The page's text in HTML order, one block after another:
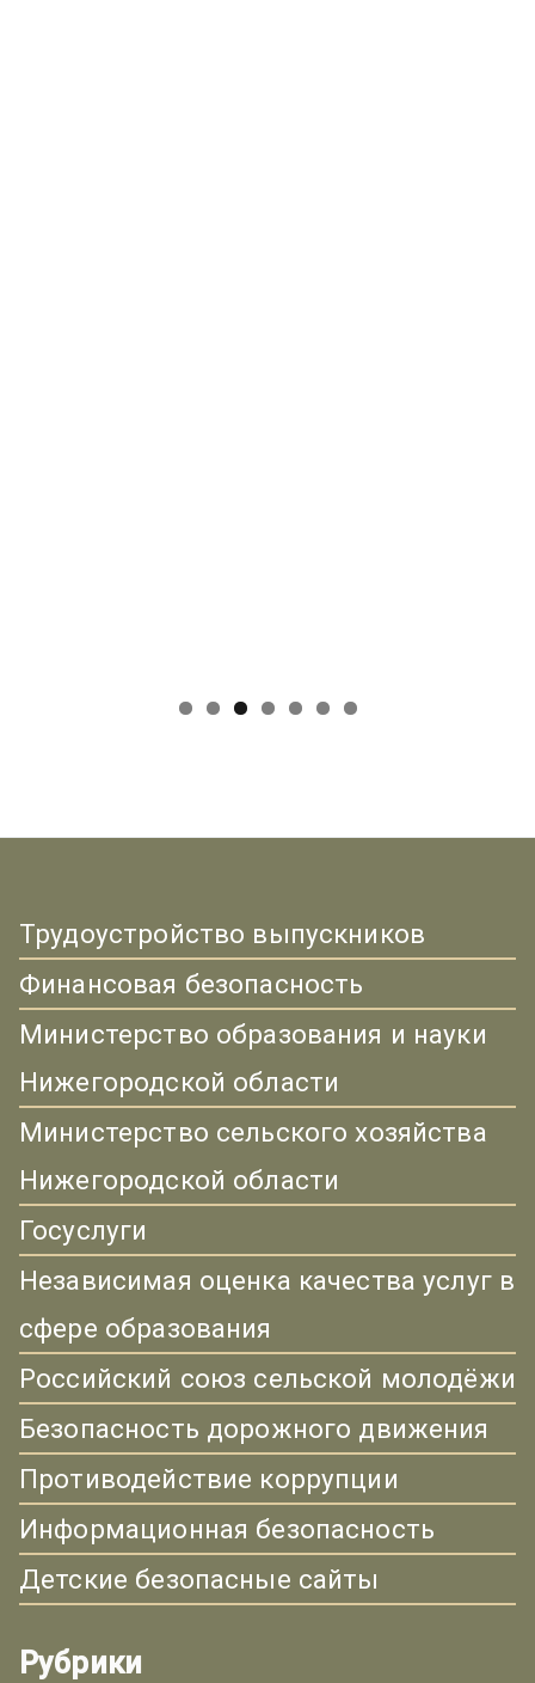
Трудоустройство выпускников
Финансовая безопасность
Министерство образования и науки
Нижегородской области
Министерство сельского хозяйства
Нижегородской области
Госуслуги
Независимая оценка качества услуг в
сфере образования
Российский союз сельской молодёжи
Безопасность дорожного движения
Противодействие коррупции
Информационная безопасность
Детские безопасные сайты
Рубрики